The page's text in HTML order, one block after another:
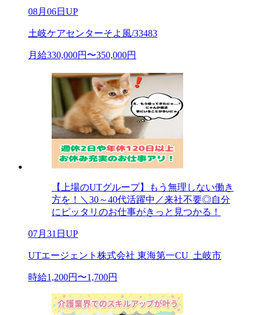
08月06日UP
土岐ケアセンターそよ風/33483
月給330,000円〜350,000円
【上場のUTグループ】もう無理しない働き
方を！＼30～40代活躍中／来社不要◎自分
にピッタリのお仕事がきっと見つかる！
07月31日UP
UTエージェント株式会社 東海第一CU_土岐市
時給1,200円〜1,700円